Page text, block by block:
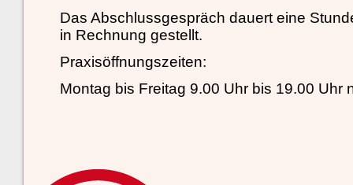
Das Abschlussgespräch dauert eine
in Rechnung gestellt.
Praxisöffnungszeiten:
Montag bis Freitag 9.00 Uhr bis 19.00 Uhr